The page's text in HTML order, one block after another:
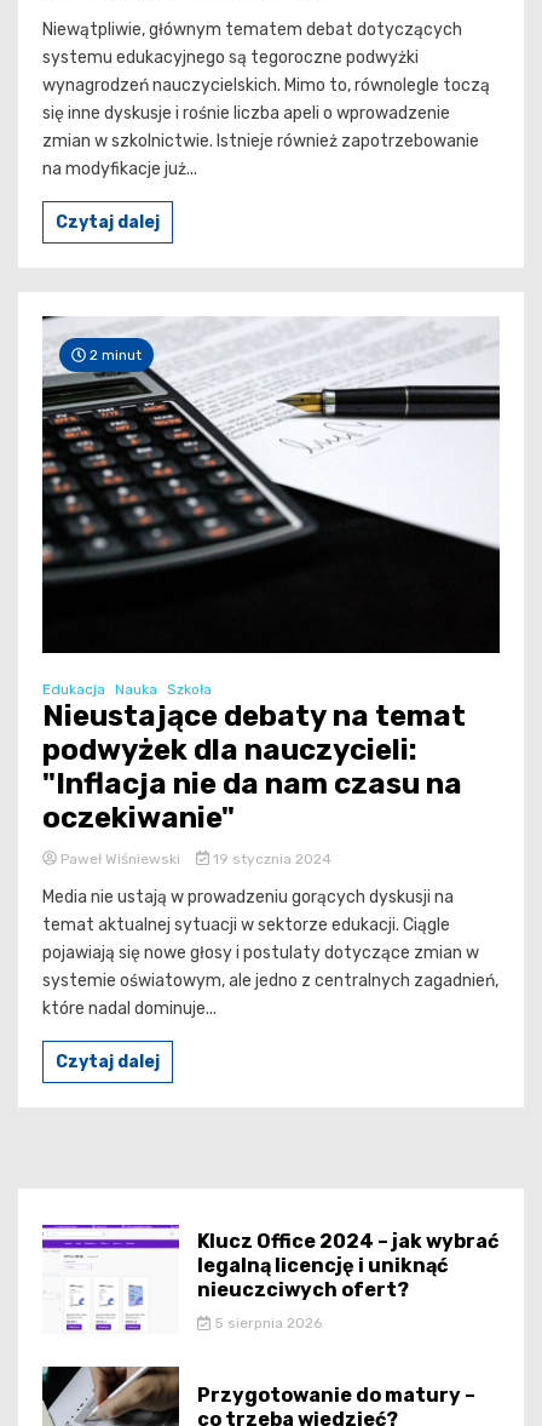
Niewątpliwie, głównym tematem debat dotyczących
systemu edukacyjnego są tegoroczne podwyżki
wynagrodzeń nauczycielskich. Mimo to, równolegle toczą
się inne dyskusje i rośnie liczba apeli o wprowadzenie
zmian w szkolnictwie. Istnieje również zapotrzebowanie
na modyfikacje już...
Czytaj dalej
2 minut
Edukacja Nauka Szkoła
Nieustające debaty na temat
podwyżek dla nauczycieli:
"Inflacja nie da nam czasu na
oczekiwanie"
Paweł Wiśniewski 19 stycznia 2024
Media nie ustają w prowadzeniu gorących dyskusji na
temat aktualnej sytuacji w sektorze edukacji. Ciągle
pojawiają się nowe głosy i postulaty dotyczące zmian w
systemie oświatowym, ale jedno z centralnych zagadnień,
które nadal dominuje...
Czytaj dalej
Klucz Office 2024 – jak wybrać
legalną licencję i uniknąć
nieuczciwych ofert?
5 sierpnia 2026
Przygotowanie do matury –
co trzeba wiedzieć?